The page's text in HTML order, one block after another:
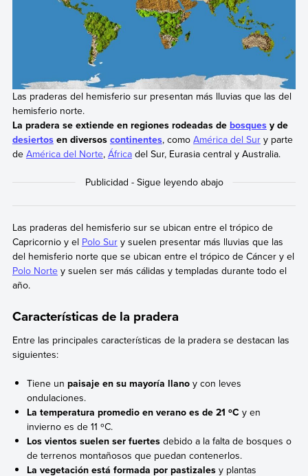
Las praderas del hemisferio sur presentan más lluvias que las del
hemisferio norte.
La pradera se extiende en regiones rodeadas de bosquesy de
desiertosen diversos continentes, como América del Sury parte
de América del Norte, Áfricadel Sur, Eurasia central y Australia.
Las praderas del hemisferio sur se ubican entre el trópico de
Capricornio y el Polo Sury suelen presentar más lluvias que las
del hemisferio norte que se ubican entre el trópico de Cáncer y el
Polo Nortey suelen ser más cálidas y templadas durante todo el
año.
Características de la pradera
Entre las principales características de la pradera se destacan las
siguientes:
Tiene unpaisaje en su mayoría llano y con leves
ondulaciones.
La temperatura promedio en verano es de 21 ºC y en
invierno es de 11 ºC.
Los vientos suelen ser fuertes debido a la falta de bosques o
de terrenos montañosos que puedan contenerlos.
La vegetación está formada por pastizales y plantas